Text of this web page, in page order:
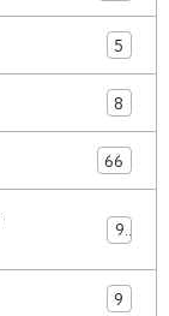
5
8
66
9
9